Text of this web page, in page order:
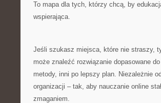
To mapa dla tych, którzy chcą, by
wspierająca.
Jeśli szukasz miejsca, które nie straszy,
może znaleźć rozwiązanie dopasowane
metody, inni po lepszy plan. Niezależnie
organizacji – tak, aby nauczanie online
zmaganiem.